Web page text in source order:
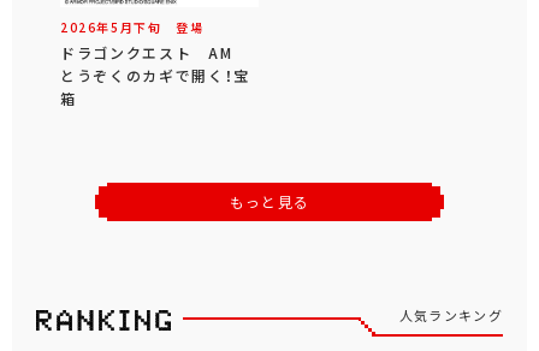
2026年5 月下旬 登場
ドラゴンクエスト AM
とうぞくのカギで開く！宝
箱
もっと見る
人気ランキング